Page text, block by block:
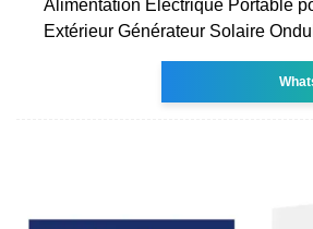
Alimentation Électrique Portable
Extérieur Générateur Solaire